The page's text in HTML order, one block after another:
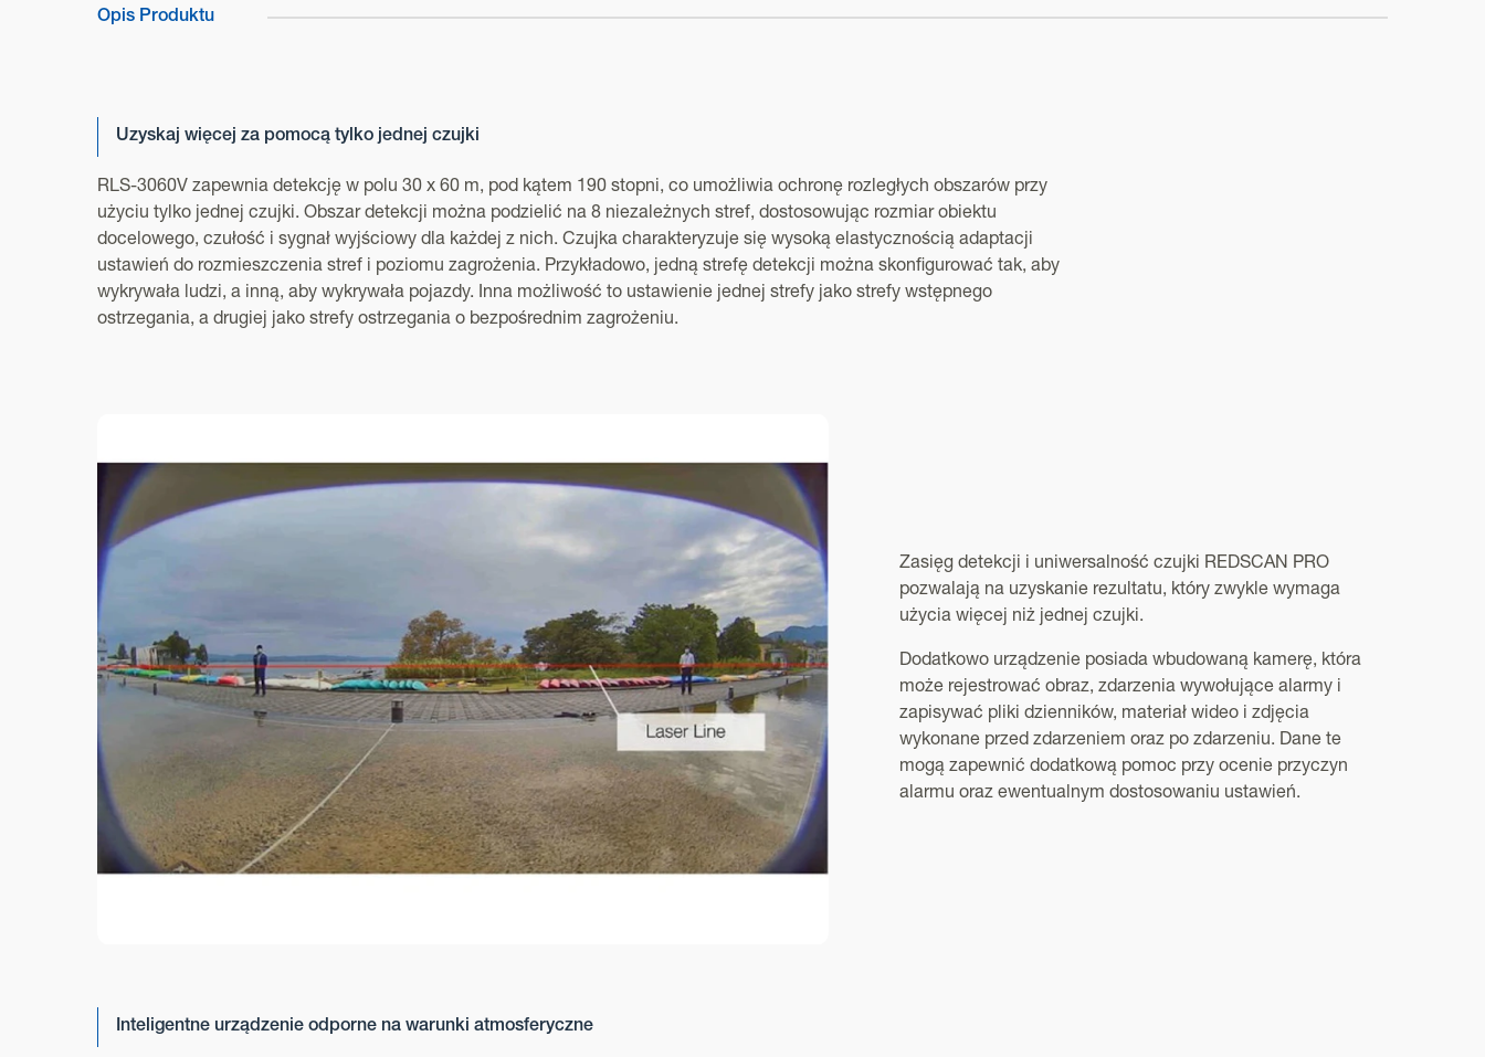
Opis Produktu
Uzyskaj więcej za pomocą tylko jednej czujki
RLS-3060V zapewnia detekcję w polu 30 x 60 m, pod kątem 190 stopni, co umożliwia ochronę rozległych obszarów przy
użyciu tylko jednej czujki. Obszar detekcji można podzielić na 8 niezależnych stref, dostosowując rozmiar obiektu
docelowego, czułość i sygnał wyjściowy dla każdej z nich. Czujka charakteryzuje się wysoką elastycznością adaptacji
ustawień do rozmieszczenia stref i poziomu zagrożenia. Przykładowo, jedną strefę detekcji można skonfigurować tak, aby
wykrywała ludzi, a inną, aby wykrywała pojazdy. Inna możliwość to ustawienie jednej strefy jako strefy wstępnego
ostrzegania, a drugiej jako strefy ostrzegania o bezpośrednim zagrożeniu.
Zasięg detekcji i uniwersalność czujki REDSCAN PRO
pozwalają na uzyskanie rezultatu, który zwykle wymaga
użycia więcej niż jednej czujki.
Dodatkowo urządzenie posiada wbudowaną kamerę, która
może rejestrować obraz, zdarzenia wywołujące alarmy i
zapisywać pliki dzienników, materiał wideo i zdjęcia
wykonane przed zdarzeniem oraz po zdarzeniu. Dane te
mogą zapewnić dodatkową pomoc przy ocenie przyczyn
alarmu oraz ewentualnym dostosowaniu ustawień.
Inteligentne urządzenie odporne na warunki atmosferyczne